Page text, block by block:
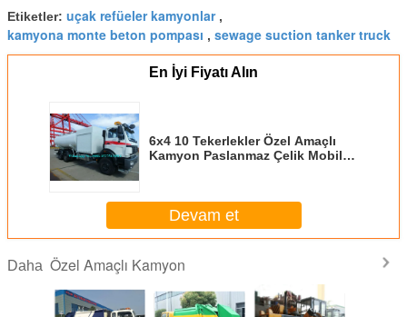
Etiketler: uçak refüeler kamyonlar,
kamyona monte beton pompası , sewage suction tanker truck
En İyi Fiyatı Alın
6x4 10 Tekerlekler Özel Amaçlı
Kamyon Paslanmaz Çelik Mobil
Devam et
Daha Özel Amaçlı Kamyon